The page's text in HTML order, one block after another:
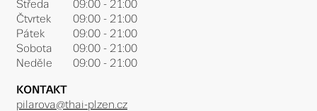
Středa
09:00 - 21:00
Čtvrtek
09:00 - 21:00
Pátek
09:00 - 21:00
Sobota
09:00 - 21:00
Neděle
09:00 - 21:00
KONTAKT
pilarova@thai-plzen.cz